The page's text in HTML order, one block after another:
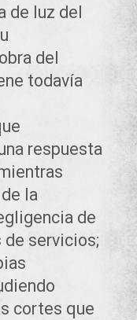
de luz del
del
todavía
respuesta
la
de
de servicios;
cortes que